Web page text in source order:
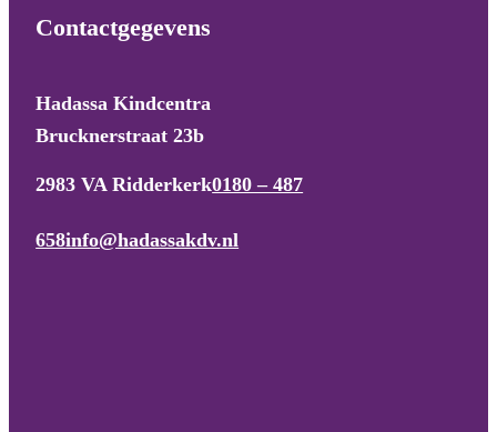
Contactgegevens
Hadassa Kindcentra
Brucknerstraat 23b
2983 VA Ridderkerk0180 – 487
658info@hadassakdv.nl